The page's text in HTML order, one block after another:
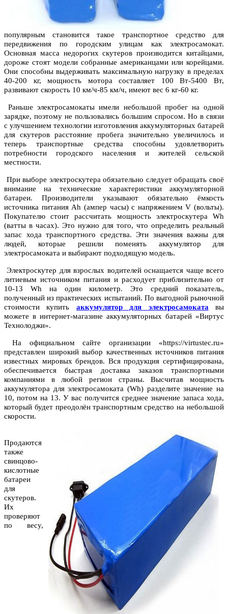
популярным становится такое транспортное средство для
передвижения по городским улицам как электросамокат.
Основная масса недорогих скутеров производится китайцами,
дороже стоят модели собранные американцами или корейцами.
Они способны выдерживать максимальную нагрузку в пределах
40-200 кг, мощность мотора составляет 100 Вт-5400 Вт,
развивают скорость 10 км/ч-85 км/ч, имеют вес 6 кг-60 кг.
Раньше электросамокаты имели небольшой пробег на одной
зарядке, поэтому не пользовались большим спросом. Но в связи
с улучшением технологии изготовления аккумуляторных батарей
для скутеров расстояние пробега значительно увеличилось и
теперь транспортные средства способны удовлетворить
потребности городского населения и жителей сельской
местности.
При выборе электроскутера обязательно следует обращать своё
внимание на технические характеристики аккумуляторной
батареи. Производители указывают обязательно ёмкость
источника питания Ah (ампер часы) с напряжением V (вольты).
Покупателю стоит рассчитать мощность электроскутера Wh
(ватты в часах). Это нужно для того, что определить реальный
запас хода транспортного средства. Эти значения важны для
людей, которые решили поменять аккумулятор для
электросамоката и выбирают подходящую модель.
Электроскутер для взрослых водителей оснащается чаще всего
литиевым источником питания и расходует приблизительно от
10-13 Wh на один километр. Это средний показатель,
полученный из практических испытаний. По выгодной рыночной
стоимости купить аккумулятор для электросамокатавы
можете в интернет-магазине аккумуляторных батарей «Виртус
Технолоджи».
На официальном сайте организации «https://virtustec.ru»
представлен широкий выбор качественных источников питания
известных мировых брендов. Вся продукция сертифицирована,
обеспечивается быстрая доставка заказов транспортными
компаниями в любой регион страны. Высчитав мощность
аккумулятора для электросамоката (Wh) разделите значение на
10, потом на 13. У вас получится среднее значение запаса хода,
который будет преодолён транспортным средство на небольшой
скорости.
Продаются
также
свинцово-
кислотные
батареи
для
скутеров.
Их
проверяют
по весу,